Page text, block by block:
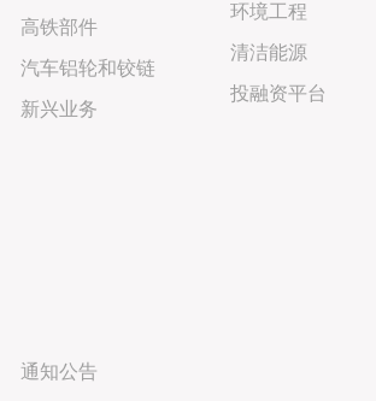
高铁部件
汽车铝轮和铰链
新兴业务
环境工程
清洁能源
投融资平台
通知公告